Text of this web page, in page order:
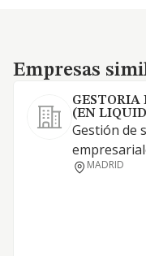
Empresas similares
Empresas
GESTORIA
(EN
Gestión de
MADRID